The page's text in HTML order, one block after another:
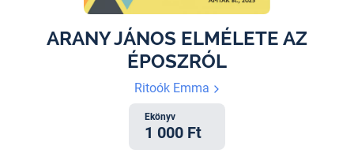
ARANY JÁNOS ELMÉLETE AZ
ÉPOSZRÓL
Ritoók Emma
Ekönyv
1 000 Ft